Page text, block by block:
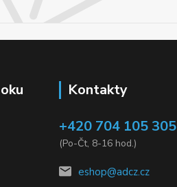
Kontakty
+420 704 105 305
(Po-Čt, 8-16 hod.)
eshop@adcz.cz